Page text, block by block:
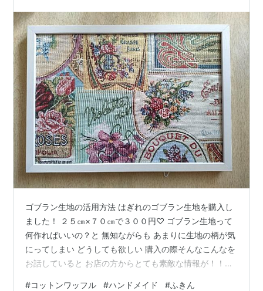
ゴブラン生地の活用方法 はぎれのゴブラン生地を購入し
ました！ ２５㎝×７０㎝で３００円♡ ゴブラン生地って
何作ればいいの？と 無知ながらも あまりに生地の柄が気
にってしまい どうしても欲しい 購入の際そんなこんなを
お話していると お店の方からとても素敵な情報が！！！
#コットンワッフル #ハンドメイド #ふきん